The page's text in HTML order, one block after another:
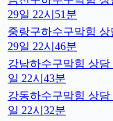
29일 22시51분
중랑구하수구막힘 상
29일 22시46분
강남하수구막힘 상담
일 22시43분
강동하수구막힘 상담
일 22시32분